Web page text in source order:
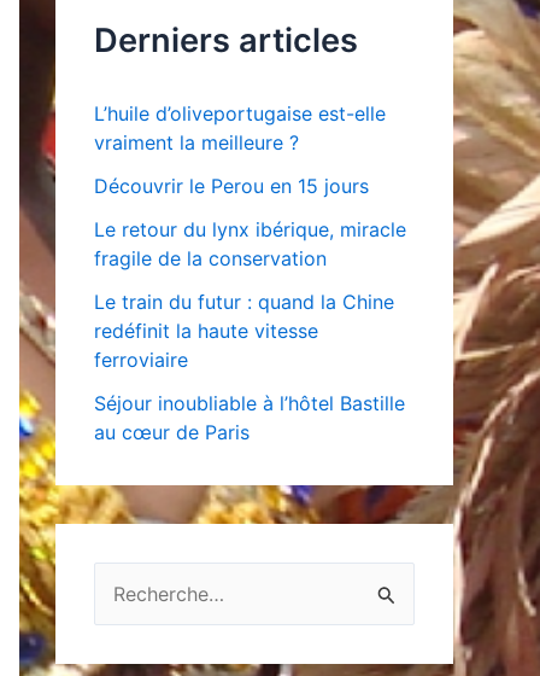
Derniers articles
L’huile d’oliveportugaise est-elle
vraiment la meilleure ?
Découvrir le Perou en 15 jours
Le retour du lynx ibérique, miracle
fragile de la conservation
Le train du futur : quand la Chine
redéfinit la haute vitesse
ferroviaire
Séjour inoubliable à l’hôtel Bastille
au cœur de Paris
e